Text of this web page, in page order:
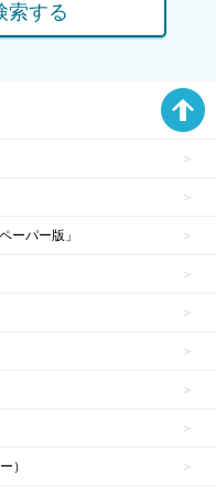
索する
ーパー版」
）